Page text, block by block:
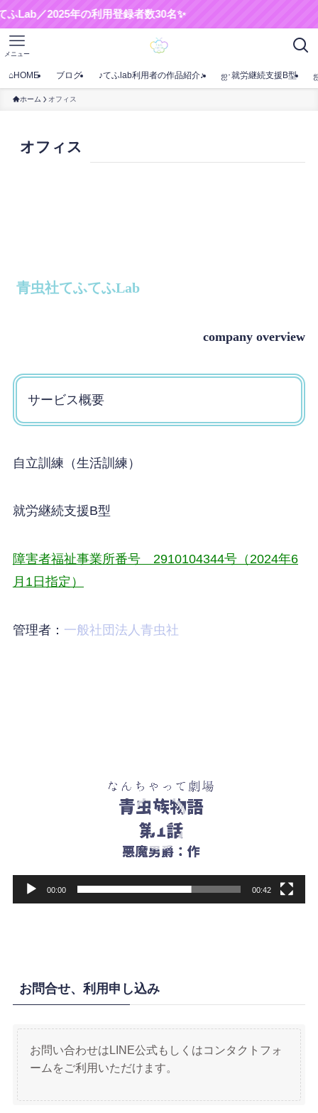
2025年の利用登録者数30名✨
メニュー
⌂HOME ブログ ♪てふlab利用者の作品紹介♪ ஐ･就労継続支援B型
ホーム オフィス
オフィス
青虫社てふてふLab
company overview
サービス概要
自立訓練（生活訓練）
就労継続支援B型
障害者福祉事業所番号 2910104344号（2024年6
月1日指定）
管理者： 一般社団法人青虫社
00:00 00:42
お問合せ、利用申し込み
お問い合わせはLINE公式もしくはコンタクトフォ
ームをご利用いただけます。